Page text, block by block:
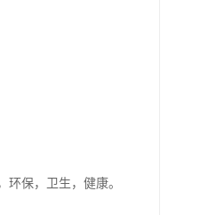
保，卫生，健康。